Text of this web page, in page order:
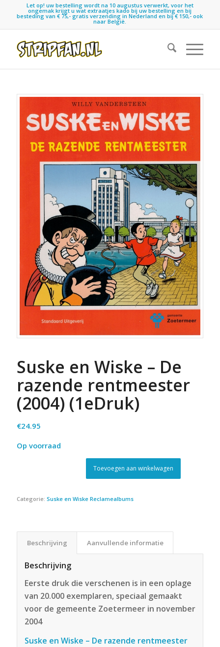
Let op! uw bestelling wordt na 10 augustus verwerkt, voor het
ongemak krijgt u wat extraatjes kado bij uw bestelling en bij
besteding van € 75,- gratis verzending in Nederland en bij € 150,- ook
naar België.
Suske en Wiske – De
razende rentmeester
(2004) (1eDruk)
€24.95
Op voorraad
Toevoegen aan winkelwagen
Categorie: Suske en Wiske Reclamealbums
Beschrijving Aanvullende informatie
Beschrijving
Eerste druk die verschenen is in een oplage
van 20.000 exemplaren, speciaal gemaakt
voor de gemeente Zoetermeer in november
2004
Suske en Wiske – De razende rentmeester